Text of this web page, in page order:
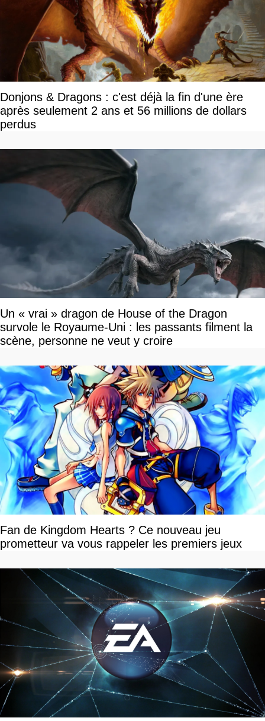
Donjons & Dragons : c'est déjà la fin d'une ère
après seulement 2 ans et 56 millions de dollars
perdus
Un « vrai » dragon de House of the Dragon
survole le Royaume-Uni : les passants filment la
scène, personne ne veut y croire
Fan de Kingdom Hearts ? Ce nouveau jeu
prometteur va vous rappeler les premiers jeux